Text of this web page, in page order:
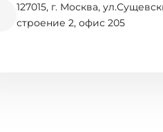
127015, г. Москва,
строение 2, офис 205